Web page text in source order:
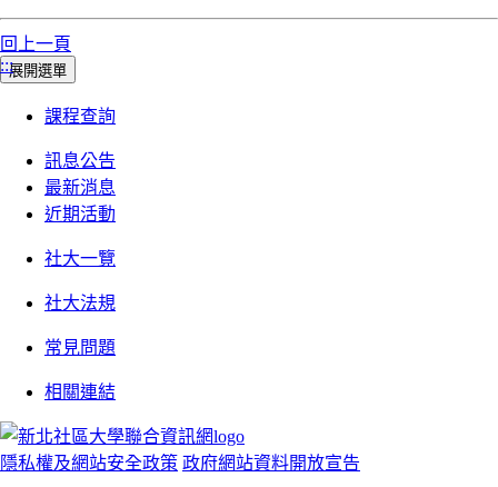
回上一頁
:::展開選單
課程查詢
訊息公告
最新消息
近期活動
社大一覽
社大法規
常見問題
相關連結
隱私權及網站安全政策 政府網站資料開放宣告